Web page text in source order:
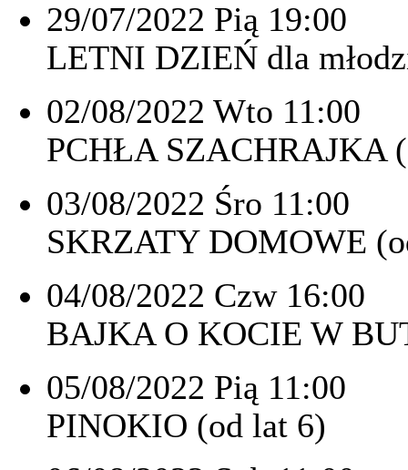
29/07/2022 Pią 19:00
LETNI DZIEŃ dla
02/08/2022 Wto 11:00
PCHŁA SZACHRAJKA
03/08/2022 Śro 11:00
SKRZATY DOMOWE
04/08/2022 Czw 16:00
BAJKA O KOCIE W
05/08/2022 Pią 11:00
PINOKIO (od lat 6)